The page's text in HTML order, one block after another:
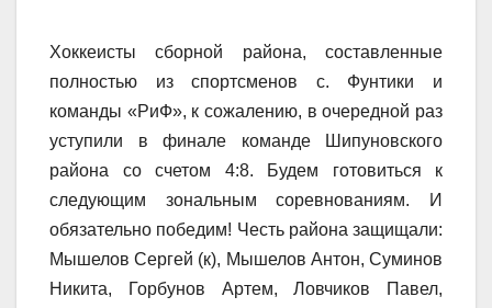
Хоккеисты сборной района, составленные
полностью из спортсменов с. Фунтики и
команды «РиФ», к сожалению, в очередной раз
уступили в финале команде Шипуновского
района со счетом 4:8. Будем готовиться к
следующим зональным соревнованиям. И
обязательно победим! Честь района защищали:
Мышелов Сергей (к), Мышелов Антон, Суминов
Никита, Горбунов Артем, Ловчиков Павел,